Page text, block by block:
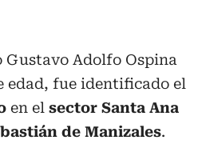
Gustavo Adolfo Ospina
edad, fue identificado el
en el sector Santa Ana
de Manizales.